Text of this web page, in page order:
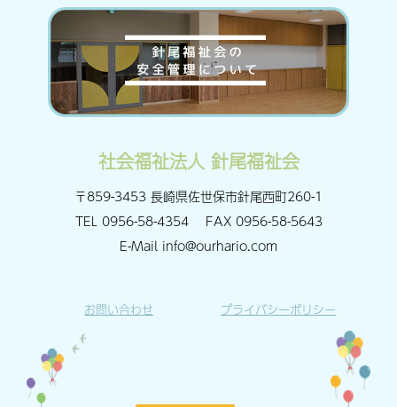
社会福祉法人 針尾福祉会
〒859-3453 長崎県佐世保市針尾西町260-1
TEL 0956-58-4354FAX 0956-58-5643
E-Mail info@ourhario.com
お問い合わせ プライバシーポリシー